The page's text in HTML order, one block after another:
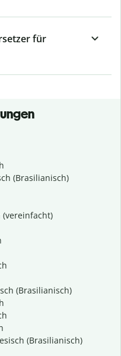
für
(Brasilianisch)
(vereinfacht)
(Brasilianisch)
(Brasilianisch)